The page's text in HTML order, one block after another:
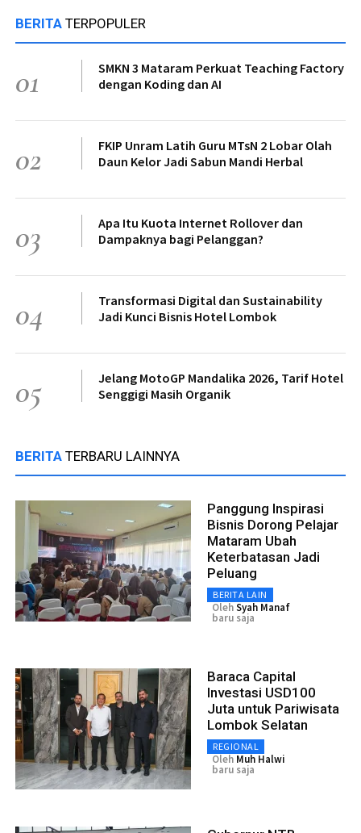
BERITA TERPOPULER
01
SMKN 3 Mataram Perkuat Teaching Factory
dengan Koding dan AI
02
FKIP Unram Latih Guru MTsN 2 Lobar Olah
Daun Kelor Jadi Sabun Mandi Herbal
03
Apa Itu Kuota Internet Rollover dan
Dampaknya bagi Pelanggan?
04
Transformasi Digital dan Sustainability
Jadi Kunci Bisnis Hotel Lombok
05
Jelang MotoGP Mandalika 2026, Tarif Hotel
Senggigi Masih Organik
BERITA TERBARU LAINNYA
Panggung Inspirasi
Bisnis Dorong Pelajar
Mataram Ubah
Keterbatasan Jadi
Peluang
BERITA LAIN
OlehSyah Manaf
baru saja
Baraca Capital
Investasi USD100
Juta untuk Pariwisata
Lombok Selatan
REGIONAL
Oleh Muh Halwi
baru saja